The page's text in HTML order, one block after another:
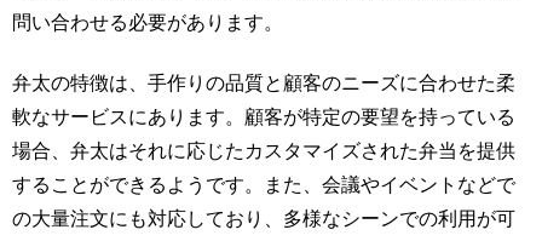
問い合わせる必要があります。
弁太の特徴は、手作りの品質と顧客のニーズに合わせた柔
軟なサービスにあります。顧客が特定の要望を持っている
場合、弁太はそれに応じたカスタマイズされた弁当を提供
することができるようです。また、会議やイベントなどで
の大量注文にも対応しており、多様なシーンでの利用が可